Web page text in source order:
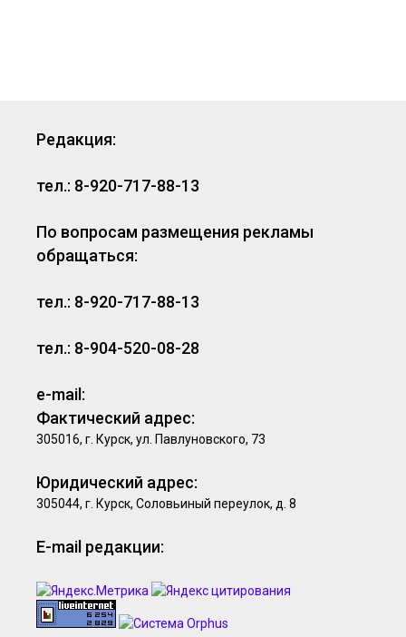
Редакция:
тел.: 8-920-717-88-13
По вопросам размещения рекламы
обращаться:
тел.: 8-920-717-88-13
тел.: 8-904-520-08-28
e-mail:
Фактический адрес:
305016, г. Курск, ул. Павлуновского, 73
Юридический адрес:
305044, г. Курск, Соловьиный переулок, д. 8
E-mail редакции: